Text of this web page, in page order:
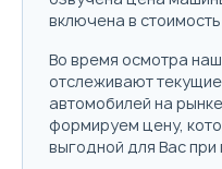
Скидка в кредит
Скидка в Трейд-ин
Цена от
2 890 000
включена в
Во время осмотра
отслеживают
автомобилей на
формируем цену,
выгодной для Вас